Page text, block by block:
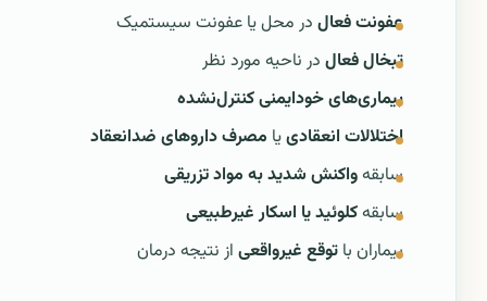
عفونت فعال در محل یا عفونت سیستمیک
تبخال فعال در ناحیه مورد نظر
بیماری‌های خودایمنی کنترل‌نشده
اختلالات انعقادییا مصرف داروهای ضدانعقاد
سابقهواکنش شدید به مواد تزریقی
سابقهکلوئید یا اسکار غیرطبیعی
بیماران با توقع غیرواقعی از نتیجه درمان